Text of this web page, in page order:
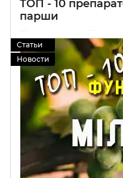
ТОП - 10
парши
Статьи
Новости